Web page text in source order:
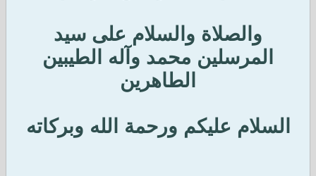
والصلاة والسلام على سيد
المرسلين محمد وآله الطيبين
الطاهرين
السلام عليكم ورحمة الله وبركاته